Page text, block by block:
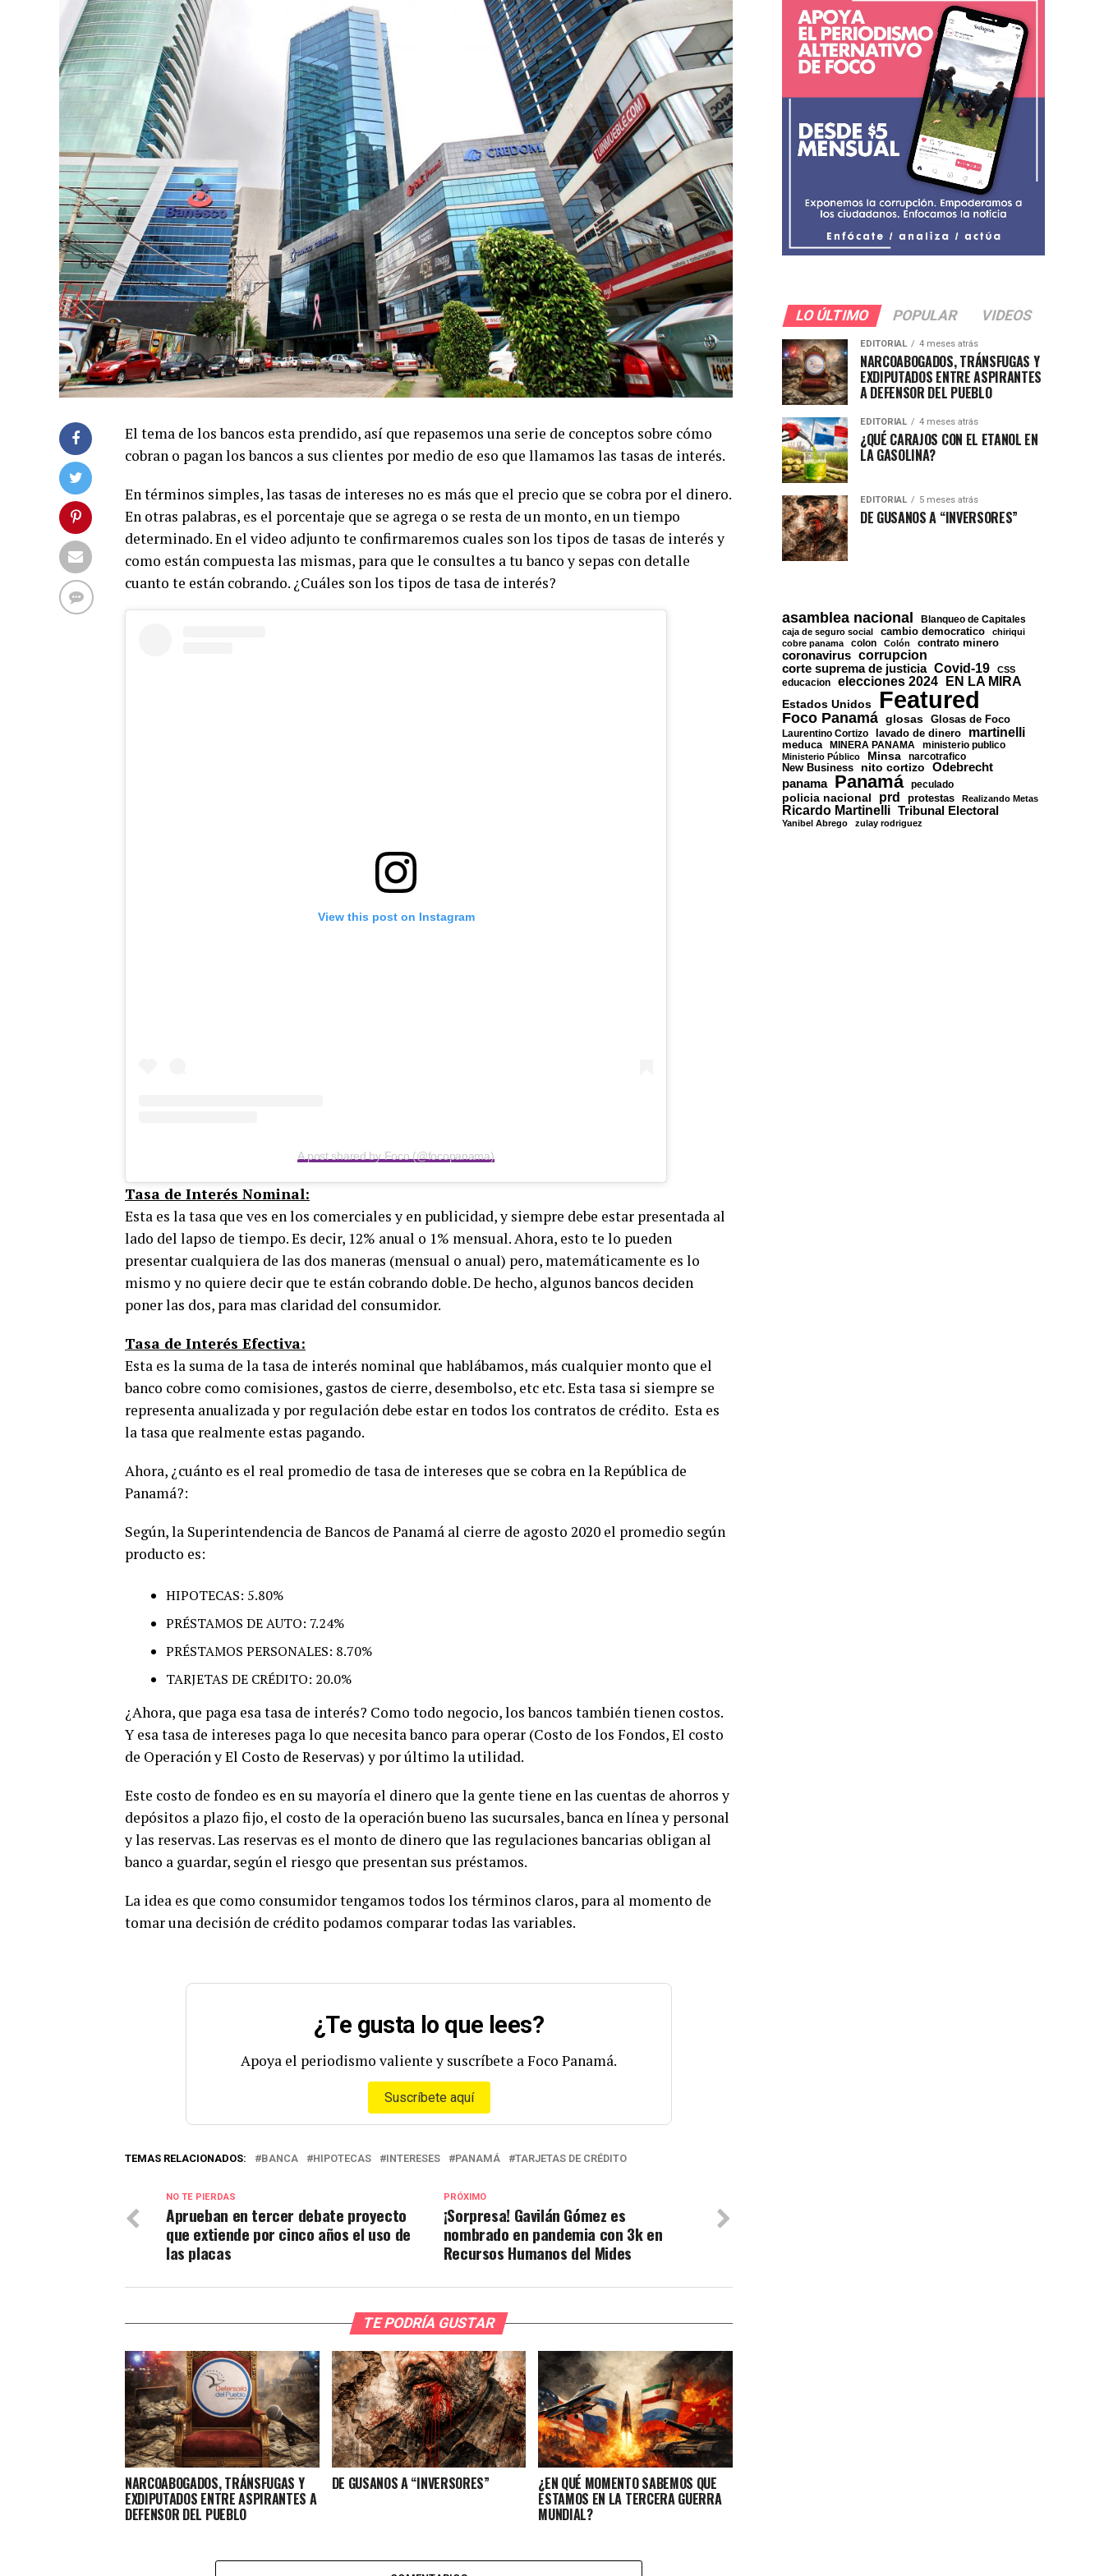
El tema de los bancos esta prendido, así que repasemos una serie de conceptos sobre cómo
cobran o pagan los bancos a sus clientes por medio de eso que llamamos las tasas de interés.
En términos simples, las tasas de intereses no es más que el precio que se cobra por el dinero.
En otras palabras, es el porcentaje que se agrega o se resta de un monto, en un tiempo
determinado. En el video adjunto te confirmaremos cuales son los tipos de tasas de interés y
como están compuesta las mismas, para que le consultes a tu banco y sepas con detalle
cuanto te están cobrando. ¿Cuáles son los tipos de tasa de interés?
View this post on Instagram
A post shared by Foco (@focopanama)
Tasa de Interés Nominal:
Esta es la tasa que ves en los comerciales y en publicidad, y siempre debe estar presentada al
lado del lapso de tiempo. Es decir, 12% anual o 1% mensual. Ahora, esto te lo pueden
presentar cualquiera de las dos maneras (mensual o anual) pero, matemáticamente es lo
mismo y no quiere decir que te están cobrando doble. De hecho, algunos bancos deciden
poner las dos, para mas claridad del consumidor.
Tasa de Interés Efectiva:
Esta es la suma de la tasa de interés nominal que hablábamos, más cualquier monto que el
banco cobre como comisiones, gastos de cierre, desembolso, etc etc. Esta tasa si siempre se
representa anualizada y por regulación debe estar en todos los contratos de crédito. Esta es
la tasa que realmente estas pagando.
Ahora, ¿cuánto es el real promedio de tasa de intereses que se cobra en la República de
Panamá?:
Según, la Superintendencia de Bancos de Panamá al cierre de agosto 2020 el promedio según
producto es:
HIPOTECAS: 5.80%
PRÉSTAMOS DE AUTO: 7.24%
PRÉSTAMOS PERSONALES: 8.70%
TARJETAS DE CRÉDITO: 20.0%
¿Ahora, que paga esa tasa de interés? Como todo negocio, los bancos también tienen costos.
Y esa tasa de intereses paga lo que necesita banco para operar (Costo de los Fondos, El costo
de Operación y El Costo de Reservas) y por último la utilidad.
Este costo de fondeo es en su mayoría el dinero que la gente tiene en las cuentas de ahorros y
depósitos a plazo fijo, el costo de la operación bueno las sucursales, banca en línea y personal
y las reservas. Las reservas es el monto de dinero que las regulaciones bancarias obligan al
banco a guardar, según el riesgo que presentan sus préstamos.
La idea es que como consumidor tengamos todos los términos claros, para al momento de
tomar una decisión de crédito podamos comparar todas las variables.
¿Te gusta lo que lees?
Apoya el periodismo valiente y suscríbete a Foco Panamá.
Suscríbete aquí
TEMAS RELACIONADOS: BANCA HIPOTECAS INTERESES PANAMÁ TARJETAS DE CRÉDITO
PRÓXIMO
¡Sorpresa! Gavilán Gómez es
nombrado en pandemia con 3k en
Recursos Humanos del Mides
NO TE PIERDAS
Aprueban en tercer debate proyecto
que extiende por cinco años el uso de
las placas
TE PODRÍA GUSTAR
NARCOABOGADOS, TRÁNSFUGAS Y
EXDIPUTADOS ENTRE ASPIRANTES A
DEFENSOR DEL PUEBLO
DE GUSANOS A “INVERSORES” ¿EN QUÉ MOMENTO SABEMOS QUE
ESTAMOS EN LA TERCERA GUERRA
MUNDIAL?
LO ÚLTIMO POPULAR VIDEOS
EDITORIAL 4 meses atrás
NARCOABOGADOS, TRÁNSFUGAS Y
EXDIPUTADOS ENTRE ASPIRANTES
A DEFENSOR DEL PUEBLO
EDITORIAL 4 meses atrás
¿QUÉ CARAJOS CON EL ETANOL EN
LA GASOLINA?
EDITORIAL 5 meses atrás
DE GUSANOS A “INVERSORES”
asamblea nacional Blanqueo de Capitales
caja de seguro social cambio democratico
chiriqui
cobre panama
colon Colón contrato minero
coronavirus corrupcion
corte suprema de justicia Covid-19 CSS
educacion elecciones 2024 EN LA MIRA
Estados Unidos Featured
Foco Panamá glosas Glosas de Foco
Laurentino Cortizo lavado de dinero martinelli
meduca MINERA PANAMA ministerio publico
Ministerio Público Minsa
narcotrafico
New Business
nito cortizo Odebrecht
panama Panamá peculado
policia nacional prd protestas Realizando Metas
Ricardo Martinelli Tribunal Electoral
Yanibel Abrego zulay rodriguez